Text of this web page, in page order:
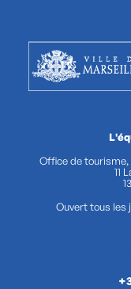
Office de
11
Ouvert tous les